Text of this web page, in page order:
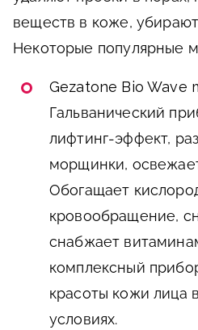
веществ в коже, убирают
Некоторые популярные
Gezatone Bio Wave
Гальванический
лифтинг-эффект,
морщинки,
Обогащает
кровообращение,
снабжает
комплексный
красоты кожи лица
условиях.